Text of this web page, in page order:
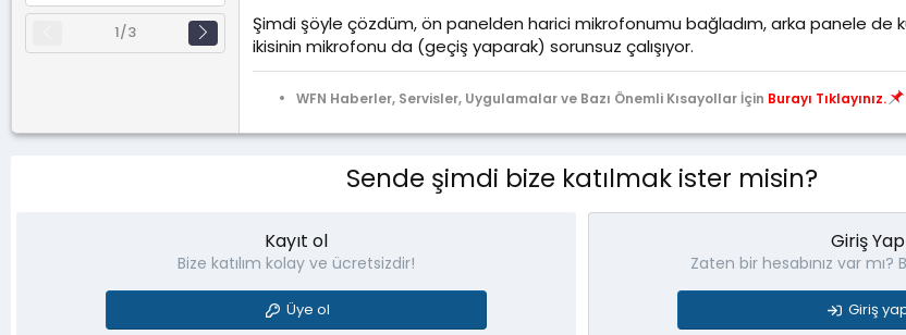
1/3
Şimdi şöyle çözdüm, ön panelden harici mikrofonumu bağladım, arka panele de
ikisinin mikrofonu da (geçiş yaparak) sorunsuz çalışıyor.
WFN Haberler, Servisler, Uygulamalar ve Bazı Önemli Kısayollar İçin Burayı Tıklayınız.
Sende şimdi bize katılmak ister misin?
Kayıt ol
Bize katılım kolay ve ücretsizdir!
Üye ol
Giriş Yap
Zaten bir hesabınız var mı?
Giriş